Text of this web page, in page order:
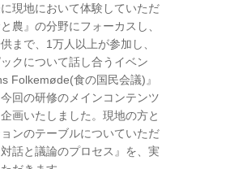
現地において体験していただ
農』の分野にフォーカスし、
まで、1万人以上が参加し、
クについて話し合うイベン
Folkemøde(食の国民会議)』
回の研修のメインコンテンツ
画いたしました。現地の方と
ンのテーブルについていただ
話と議論のプロセス』を、実